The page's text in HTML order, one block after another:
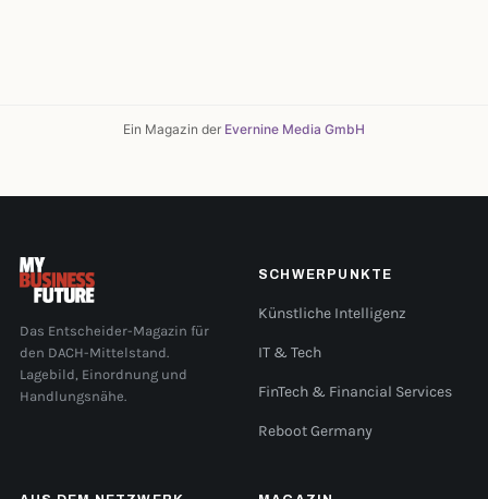
Ein Magazin der Evernine Media GmbH
Das Entscheider-Magazin für
den DACH-Mittelstand.
Lagebild, Einordnung und
Handlungsnähe.
SCHWERPUNKTE
Künstliche Intelligenz
IT & Tech
FinTech & Financial Services
Reboot Germany